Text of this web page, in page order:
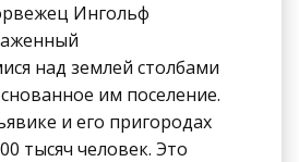
Ингольф
над землей столбами
им поселение.
и его пригородах
тысяч человек. Это